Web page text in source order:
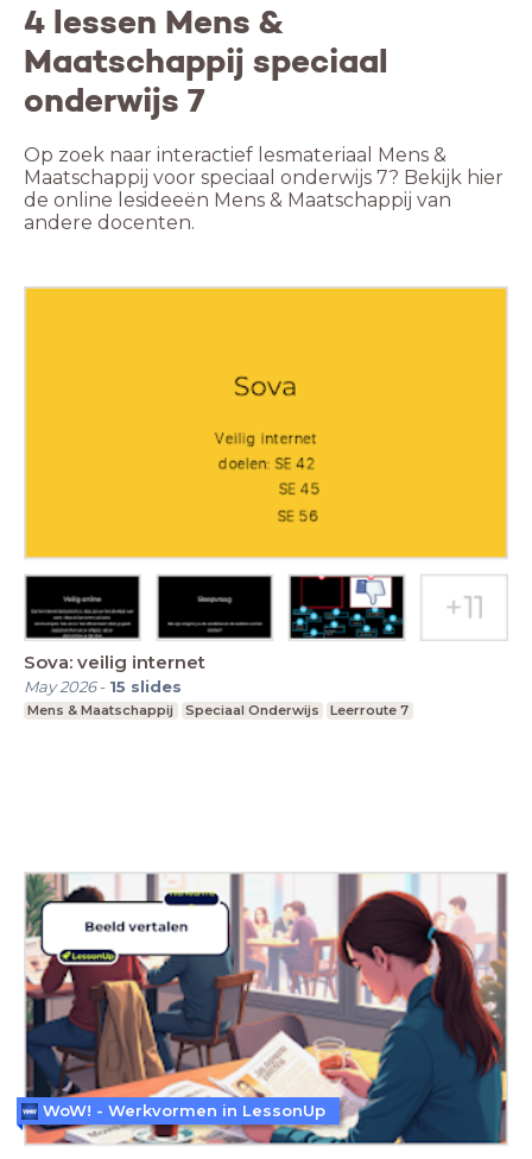
4 lessen Mens &
Maatschappij speciaal
onderwijs 7
Op zoek naar interactief lesmateriaal Mens &
Maatschappij voor speciaal onderwijs 7? Bekijk hier
de online lesideeën Mens & Maatschappij van
andere docenten.
Sova: veilig internet
May 2026- 15 slides
Mens & Maatschappij Speciaal Onderwijs Leerroute 7
WoW! - Werkvormen in LessonUp